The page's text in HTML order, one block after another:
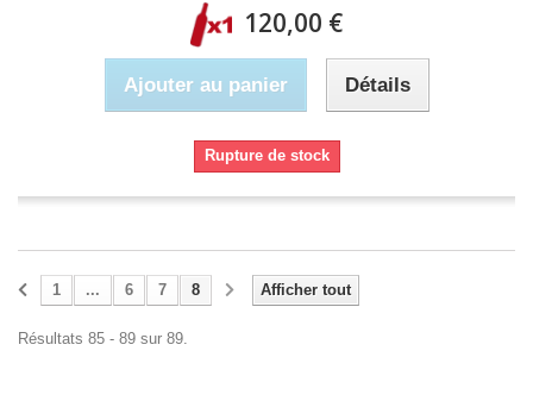
120,00 €
Ajouter au panier Détails
Rupture de stock
Afficher tout
1 ... 6 7 8
Résultats 85 - 89 sur 89.